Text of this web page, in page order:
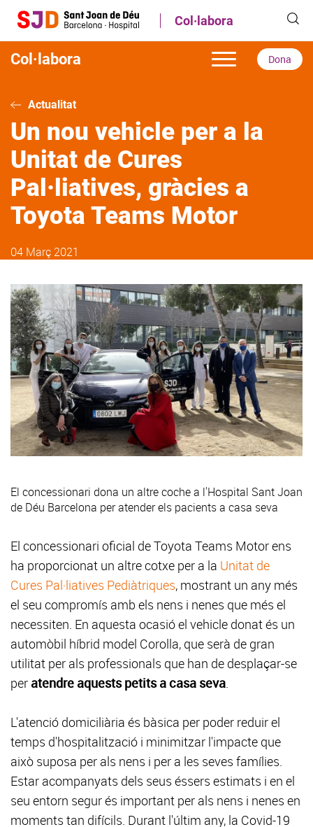
contingut
Col·labora
Col·labora Dona
Actualitat
Un nou vehicle per a la
Unitat de Cures
Pal·liatives, gràcies a
Toyota Teams Motor
04 Març 2021
El concessionari dona un altre coche a l'Hospital Sant Joan
de Déu Barcelona per atender els pacients a casa seva
El concessionari oficial de Toyota Teams Motor ens
ha proporcionat un altre cotxe per a la Unitat de
Cures Pal·liatives Pediàtriques, mostrant un any més
el seu compromís amb els nens i nenes que més el
necessiten. En aquesta ocasió el vehicle donat és un
automòbil híbrid model Corolla, que serà de gran
utilitat per als professionals que han de desplaçar-se
per atendre aquests petits a casa seva.
L'atenció domiciliària és bàsica per poder reduir el
temps d'hospitalització i minimitzar l'impacte que
això suposa per als nens i per a les seves famílies.
Estar acompanyats dels seus éssers estimats i en el
seu entorn segur és important per als nens i nenes en
moments tan difícils. Durant l'últim any, la Covid-19